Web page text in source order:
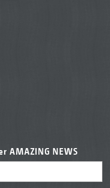
AMAZING NEWS